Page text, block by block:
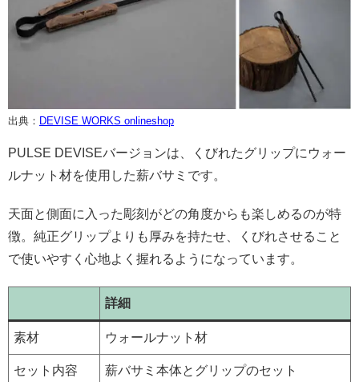
出典： DEVISE WORKS onlineshop
PULSE DEVISEバージョンは、くびれたグリップにウォー
ルナット材を使用した薪バサミです。
天面と側面に入った彫刻がどの角度からも楽しめるのが特
徴。純正グリップよりも厚みを持たせ、くびれさせること
で使いやすく心地よく握れるようになっています。
詳細
素材 ウォールナット材
セット内容
薪バサミ本体とグリップのセット